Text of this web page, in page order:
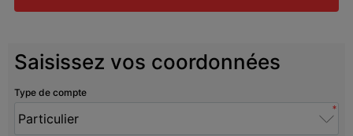
Saisissez vos coordonnées
Type de compte
*